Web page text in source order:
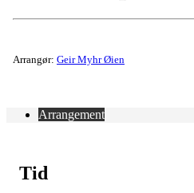
Arrangør: Geir Myhr Øien
Arrangement
Tid